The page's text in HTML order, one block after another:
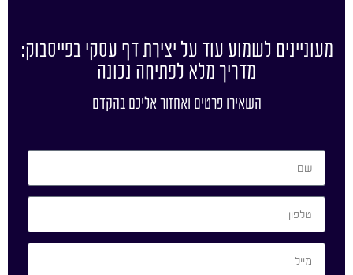
מעוניינים לשמוע עוד על יצירת דף עסקי בפייסבוק:
מדריך מלא לפתיחה נכונה
השאירו פרטים ואחזור אליכם בהקדם